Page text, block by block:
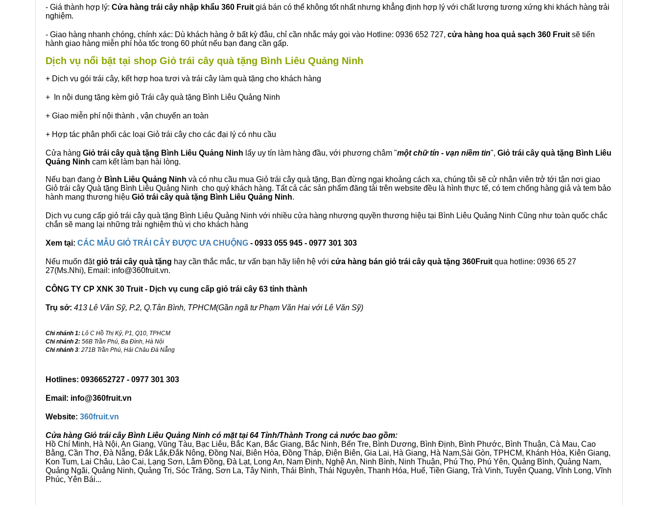
- Giá thành hợp lý: Cửa hàng trái cây nhập khẩu 360 Fruit giá bán có thể không tốt nhất nhưng khẳng định hợp lý với chất lượng tương xứng khi khách hàng trải
nghiệm.
- Giao hàng nhanh chóng, chính xác: Dù khách hàng ở bất kỳ đâu, chỉ cần nhắc máy gọi vào Hotline: 0936 652 727, cửa hàng hoa quả sạch 360 Fruit sẽ tiến
hành giao hàng miễn phí hỏa tốc trong 60 phút nếu bạn đang cần gấp.
Dịch vụ nổi bật tại shop Giỏ trái cây quà tặng Bình Liêu Quảng Ninh
+ Dịch vụ gói trái cây, kết hợp hoa tươi và trái cây làm quà tặng cho khách hàng
+ In nội dung tặng kèm giỏ Trái cây quà tặng Bình Liêu Quảng Ninh
+ Giao miễn phí nội thành , vận chuyển an toàn
+ Hợp tác phân phối các loại Giỏ trái cây cho các đại lý có nhu cầu
Cửa hàng Giỏ trái cây quà tặng Bình Liêu Quảng Ninh lấy uy tín làm hàng đầu, với phương châm "một chữ tín - vạn niềm tin", Giỏ trái cây quà tặng Bình Liêu
Quảng Ninh cam kết làm bạn hài lòng.
Nếu bạn đang ở Bình Liêu Quảng Ninh và có nhu cầu mua Giỏ trái cây quà tặng, Bạn đừng ngại khoảng cách xa, chúng tôi sẽ cử nhân viên trở tới tận nơi giao
Giỏ trái cây Quà tặng Bình Liêu Quảng Ninh cho quý khách hàng. Tất cả các sản phẩm đăng tải trên website đều là hình thực tế, có tem chống hàng giả và tem bảo
hành mang thương hiệu Giỏ trái cây quà tặng Bình Liêu Quảng Ninh.
Dịch vụ cung cấp giỏ trái cây quà tặng Bình Liêu Quảng Ninh với nhiều cửa hàng nhượng quyền thương hiệu tại Bình Liêu Quảng Ninh Cũng như toàn quốc chắc
chắn sẽ mang lại những trải nghiệm thù vị cho khách hàng
Xem tại: CÁC MẪU GIỎ TRÁI CÂY ĐƯỢC ƯA CHUỘNG - 0933 055 945 - 0977 301 303
Nếu muốn đặtgiỏ trái cây quà tặng hay cần thắc mắc, tư vấn bạn hãy liên hệ với cửa hàng bán giỏ trái cây quà tặng 360Fruit qua hotline: 0936 65 27
27(Ms.Nhi), Email: info@360fruit.vn.
CÔNG TY CP XNK 30 Truit - Dịch vụ cung cấp giỏ trái cây 63 tỉnh thành
Trụ sở: 413 Lê Văn Sỹ, P.2, Q.Tân Bình, TPHCM(Gần ngã tư Phạm Văn Hai với Lê Văn Sỹ)
Chi nhánh 1: Lô C Hồ Thị Kỷ, P1, Q10, TPHCM
Chi nhánh 2: 56B Trần Phú, Ba Đình, Hà Nội
Chi nhánh 3: 271B Trần Phú, Hải Châu Đà Nẵng
Hotlines: 0936652727 - 0977 301 303
Email: info@360fruit.vn
Website: 360fruit.vn
Cửa hàng Giỏ trái cây Bình Liêu Quảng Ninh có mặt tại 64 Tỉnh/Thành Trong cả nước bao gồm:
Hồ Chí Minh, Hà Nội, An Giang, Vũng Tàu, Bạc Liêu, Bắc Kạn, Bắc Giang, Bắc Ninh, Bến Tre, Bình Dương, Bình Định, Bình Phước, Bình Thuận, Cà Mau, Cao
Bằng, Cần Thơ, Đà Nẵng, Đắk Lắk,Đắk Nông, Đồng Nai, Biên Hòa, Đồng Tháp, Điện Biên, Gia Lai, Hà Giang, Hà Nam,Sài Gòn, TPHCM, Khánh Hòa, Kiên Giang,
Kon Tum, Lai Châu, Lào Cai, Lạng Sơn, Lâm Đồng, Đà Lạt, Long An, Nam Định, Nghệ An, Ninh Bình, Ninh Thuận, Phú Thọ, Phú Yên, Quảng Bình, Quảng Nam,
Quảng Ngãi, Quảng Ninh, Quảng Trị, Sóc Trăng, Sơn La, Tây Ninh, Thái Bình, Thái Nguyên, Thanh Hóa, Huế, Tiền Giang, Trà Vinh, Tuyên Quang, Vĩnh Long, Vĩnh
Phúc, Yên Bái...